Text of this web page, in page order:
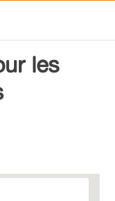
les